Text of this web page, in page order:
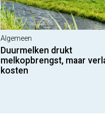
Algemeen
Duurmelken drukt
melkopbrengst, maar
kosten